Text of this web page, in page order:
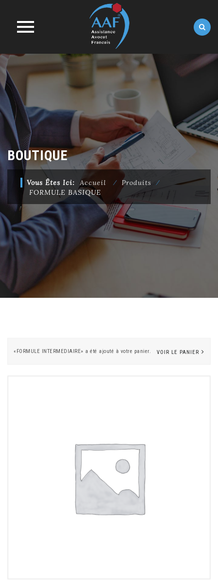
Skip
to
content
BOUTIQUE
Vous Êtes Ici: Accueil ⁄ Produits ⁄
FORMULE BASIQUE
«FORMULE INTERMEDIAIRE» a été ajouté à votre panier. VOIR LE PANIER